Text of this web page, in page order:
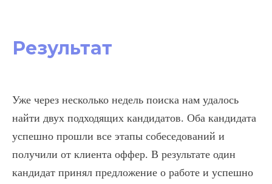
Результат
Уже через несколько недель поиска нам удалось
найти двух подходящих кандидатов. Оба кандидата
успешно прошли все этапы собеседований и
получили от клиента оффер. В результате один
кандидат принял предложение о работе и успешно